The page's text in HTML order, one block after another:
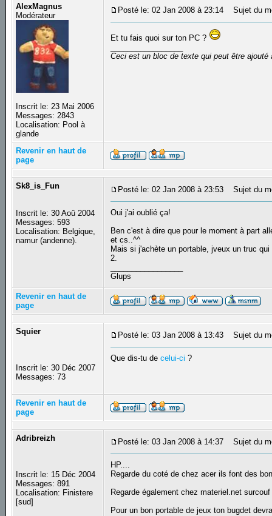
AlexMagnus
Modérateur
Inscrit le: 23 Mai 2006
Messages: 2843
Localisation: Pool à
glande
Posté le: 02 Jan 2008 à 23:14 Sujet du
Et tu fais quoi sur ton PC ?
Ceci est un bloc de texte qui peut être
Revenir en haut de
page
Sk8_is_Fun
Inscrit le: 30 Aoû 2004
Messages: 593
Localisation: Belgique,
namur (andenne).
Posté le: 02 Jan 2008 à 23:53 Sujet du
Oui j'ai oublié ça!
Ben c'est à dire que pour le moment à part
et cs..^^
Mais si j'achète un portable, jveux un truc
2.
Glups
Revenir en haut de
page
Squier
Inscrit le: 30 Déc 2007
Messages: 73
Posté le: 03 Jan 2008 à 13:43 Sujet du
Que dis-tu decelui-ci ?
Revenir en haut de
page
Adribreizh
Inscrit le: 15 Déc 2004
Messages: 891
Localisation: Finistere
[sud]
Posté le: 03 Jan 2008 à 14:37 Sujet du
HP....
Regarde du coté de chez acer ils font des
Regarde également chez materiel.net
Pour un bon portable de jeux ton bugdet